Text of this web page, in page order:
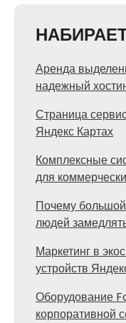
Аренда
надежный
Страница
Яндекс Картах
Комплексные
для
Почему большой
людей
Маркетинг в
устройств
Оборудование
корпоративной